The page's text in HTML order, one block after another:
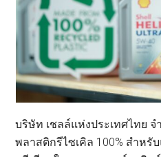
บริษัท เชลล์แห่งประเทศไทย
พลาสติกรีไซเคิล 100% สำหรั